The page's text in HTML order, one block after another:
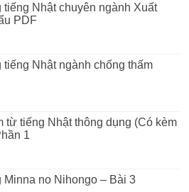
Nhật chuyên ngành Xuất
PDF
Nhật ngành chống thấm
từ tiếng Nhật thông dụng (Có kèm
1
no Nihongo – Bài 3